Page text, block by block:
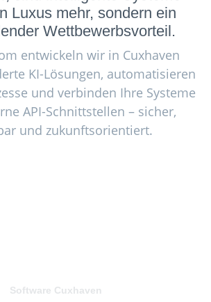
Luxus mehr, sondern ein
Wettbewerbsvorteil.
entwickeln wir in Cuxhaven
KI-Lösungen, automatisieren
und verbinden Ihre Systeme
API-Schnittstellen – sicher,
und zukunftsorientiert.
Software Cuxhaven